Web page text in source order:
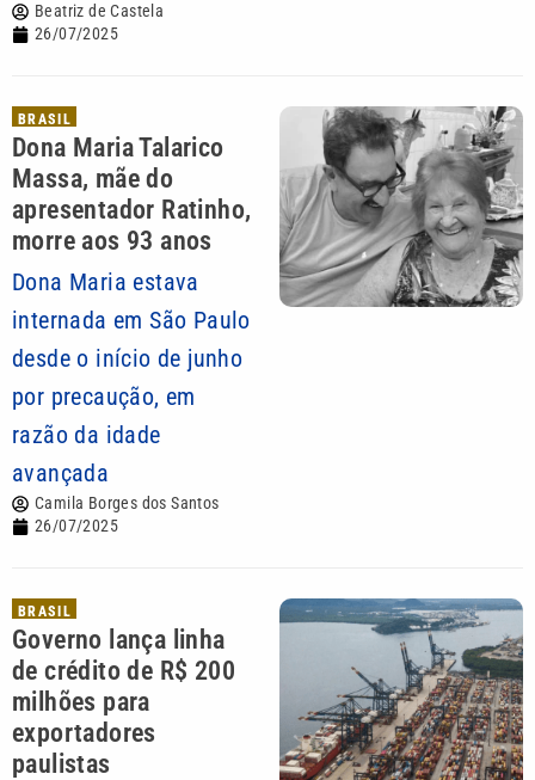
Beatriz de Castela
26/07/2025
BRASIL
Dona Maria Talarico
Massa, mãe do
apresentador Ratinho,
morre aos 93 anos
Dona Maria estava
internada em São Paulo
desde o início de junho
por precaução, em
razão da idade
avançada
Camila Borges dos Santos
26/07/2025
BRASIL
Governo lança linha
de crédito de R$ 200
milhões para
exportadores
paulistas